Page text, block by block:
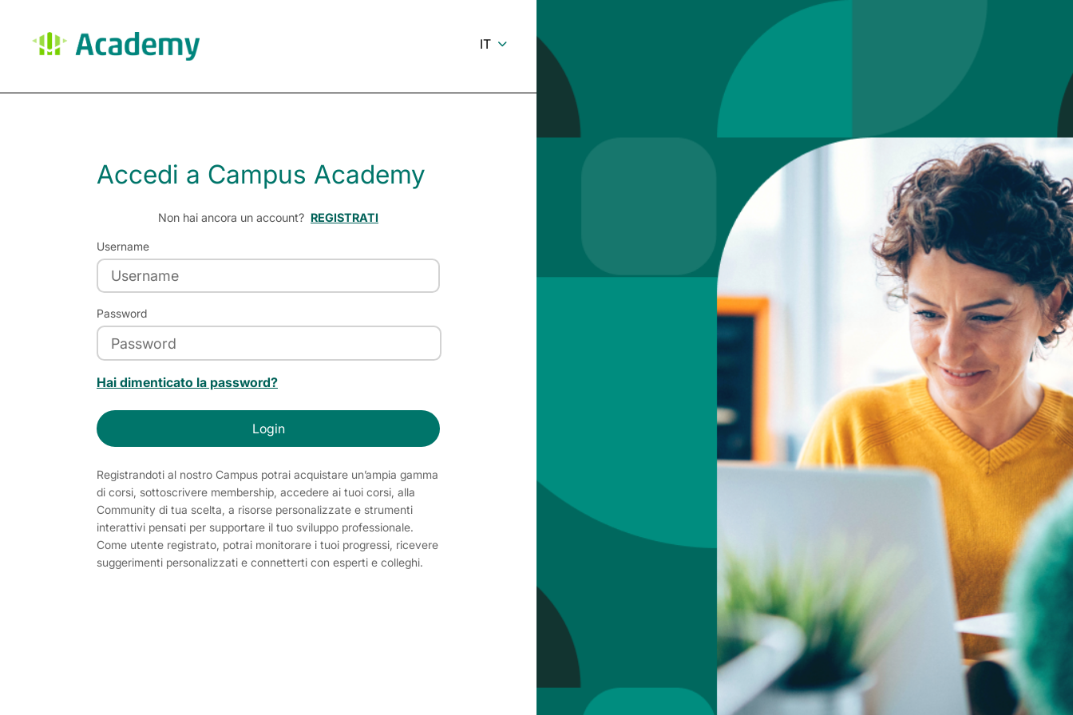
IT
Accedi a Campus Academy
Vai a creazione account
Non hai ancora un account? REGISTRATI
Username
Password
Hai dimenticato la password?
Login
Registrandoti al nostro Campus potrai acquistare un’ampia gamma
di corsi, sottoscrivere membership, accedere ai tuoi corsi, alla
Community di tua scelta, a risorse personalizzate e strumenti
interattivi pensati per supportare il tuo sviluppo professionale.
Come utente registrato, potrai monitorare i tuoi progressi, ricevere
suggerimenti personalizzati e connetterti con esperti e colleghi.